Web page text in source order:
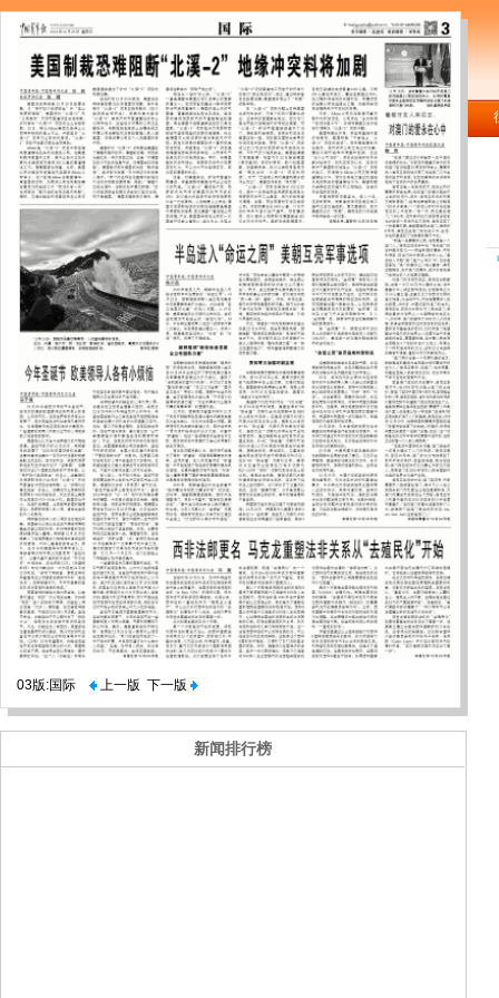
03版:国际 上一版 下一版
新闻排行榜